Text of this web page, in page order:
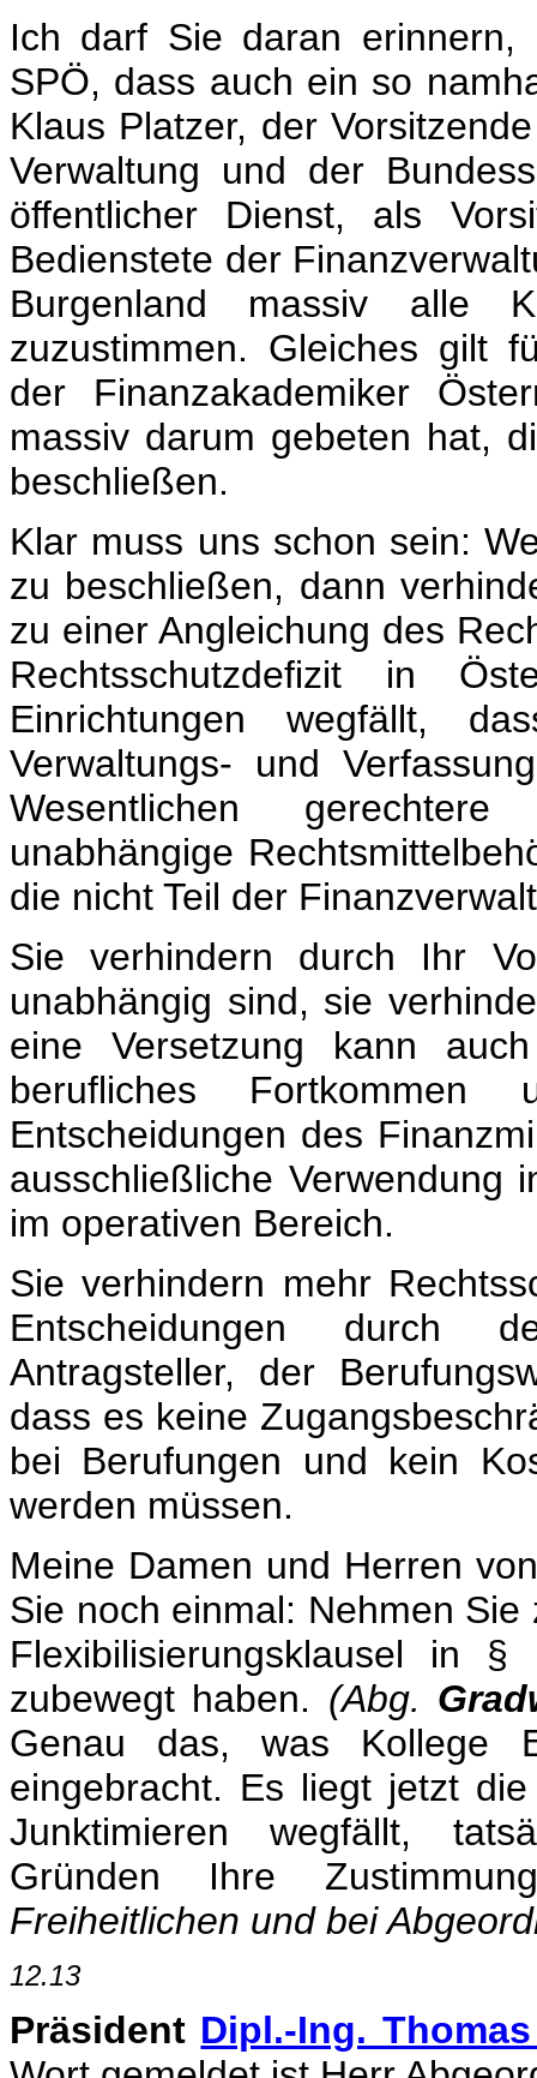
Ich darf Sie daran
SPÖ, dass auch ein so
Klaus Platzer, der
Verwaltung und der
öffentlicher Dienst, als
Bedienstete der
Burgenland massiv alle
zuzustimmen. Gleiches gilt
der Finanzakademiker
massiv darum gebeten hat,
beschließen.
Klar muss uns schon sein:
zu beschließen, dann
zu einer Angleichung des
Rechtsschutzdefizit in
Einrichtungen wegfällt,
Verwaltungs- und
Wesentlichen gerechtere
unabhängige
die nicht Teil der
Sie verhindern durch Ihr
unabhängig sind, sie
eine Versetzung kann
berufliches
Entscheidungen des
ausschließliche Verwendung
im operativen Bereich.
Sie verhindern mehr
Entscheidungen durch
Antragsteller, der
dass es keine
bei Berufungen und kein
werden müssen.
Meine Damen und Herren
Sie noch einmal: Nehmen
Flexibilisierungsklausel in
zubewegt haben. (Abg.
Genau das, was Kollege
eingebracht. Es liegt jetzt
Junktimieren wegfällt,
Gründen Ihre
Freiheitlichen und bei
12.13
Präsident Dipl.-Ing.